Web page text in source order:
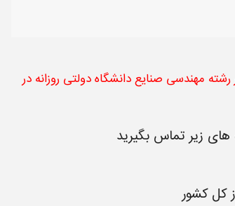
مهندسی صنایع دانشگاه دولتی روزانه در
های زیر تماس بگیرید
کل کشور